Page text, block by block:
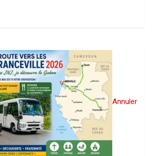
Annuler